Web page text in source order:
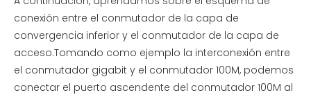
conexión entre el conmutador de la capa de
convergencia inferior y el conmutador de la capa de
acceso.Tomando como ejemplo la interconexión entre
el conmutador gigabit y el conmutador 100M, podemos
conectar el puerto ascendente del conmutador 100M al